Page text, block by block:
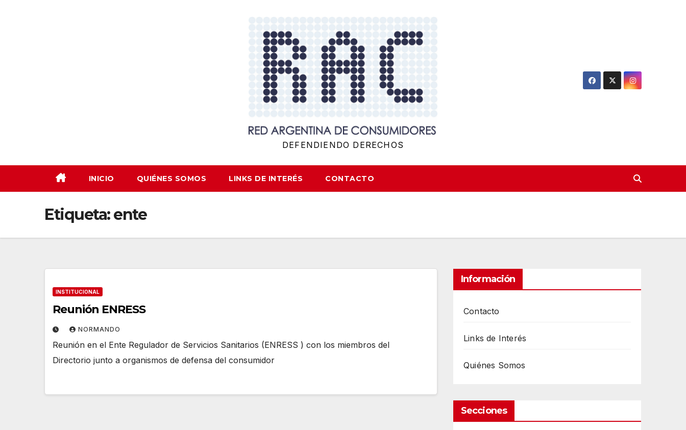
DEFENDIENDO DERECHOS
INICIO QUIÉNES SOMOS LINKS DE INTERÉS CONTACTO
Etiqueta:ente
INSTITUCIONAL
Reunión ENRESS
NORMANDO
Reunión en el Ente Regulador de Servicios Sanitarios (ENRESS ) con los miembros del
Directorio junto a organismos de defensa del consumidor
Información
Contacto
Links de Interés
Quiénes Somos
Secciones